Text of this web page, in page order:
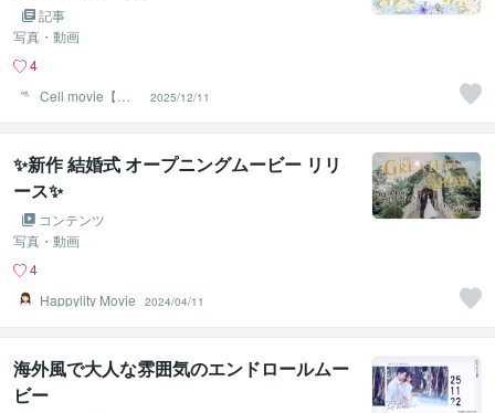
記事
写真・動画
4
Cell movie【セ
ル ムービー】
2025/12/11
✨新作 結婚式 オープニングムービー リリ
ース✨
コンテンツ
写真・動画
4
Happylity Movie
2024/04/11
海外風で大人な雰囲気のエンドロールムー
ビー